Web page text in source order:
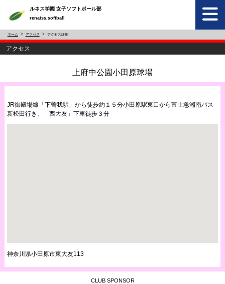
ルネス学園 女子ソフトボール部
renaiss.softball
ホーム アクセス アクセス詳細
アクセス
上府中公園小田原球場
JR御殿場線「下曽我駅」から徒歩約１５分小田原駅東口から富士急湘南バス
新松田行き、「西大友」下車徒歩３分
神奈川県小田原市東大友113
CLUB SPONSOR